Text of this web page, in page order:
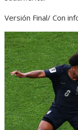
Versión Final/ Con